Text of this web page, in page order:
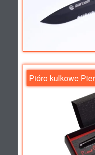
Pióro kulkowe